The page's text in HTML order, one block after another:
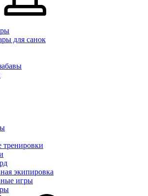
для санок
экипировка
игры